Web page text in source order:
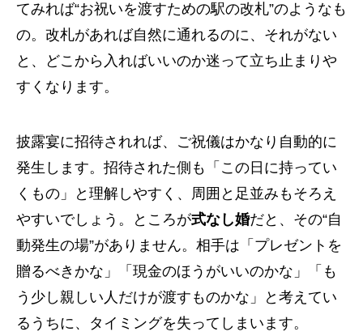
てみれば“お祝いを渡すための駅の改札”のようなも
の。改札があれば自然に通れるのに、それがない
と、どこから入ればいいのか迷って立ち止まりや
すくなります。
披露宴に招待されれば、ご祝儀はかなり自動的に
発生します。招待された側も「この日に持ってい
くもの」と理解しやすく、周囲と足並みもそろえ
やすいでしょう。ところが式なし婚だと、その“自
動発生の場”がありません。相手は「プレゼントを
贈るべきかな」「現金のほうがいいのかな」「も
う少し親しい人だけが渡すものかな」と考えてい
るうちに、タイミングを失ってしまいます。